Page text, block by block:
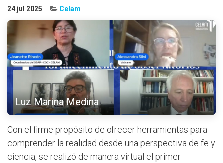
24 jul 2025 Celam
Luz Marina Medina
Con el firme propósito de ofrecer herramientas para
comprender la realidad desde una perspectiva de fe y
ciencia, se realizó de manera virtual el primer